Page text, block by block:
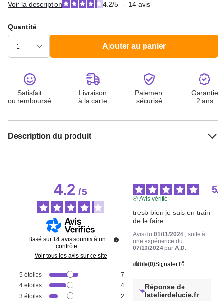
Voir la description 4.2/5 - 14 avis
Quantité
Ajouter au panier
Satisfait
ou remboursé
Livraison
à la carte
Paiement
sécurisé
Garantie
2 ans
Description du produit
4.2/5
Basé sur 14 avis soumis à un
contrôle
Voir tous les avis sur ce site
5 étoiles
7
4 étoiles
4
3 étoiles
2
5
Avis vérifié
tresb bien je suis en train
de le faire
Avis du01/11/2024
, suite à
une expérience du
07/10/2024 parA.D.
Utile(0)Signaler
Réponse de
latelierdelucie.fr